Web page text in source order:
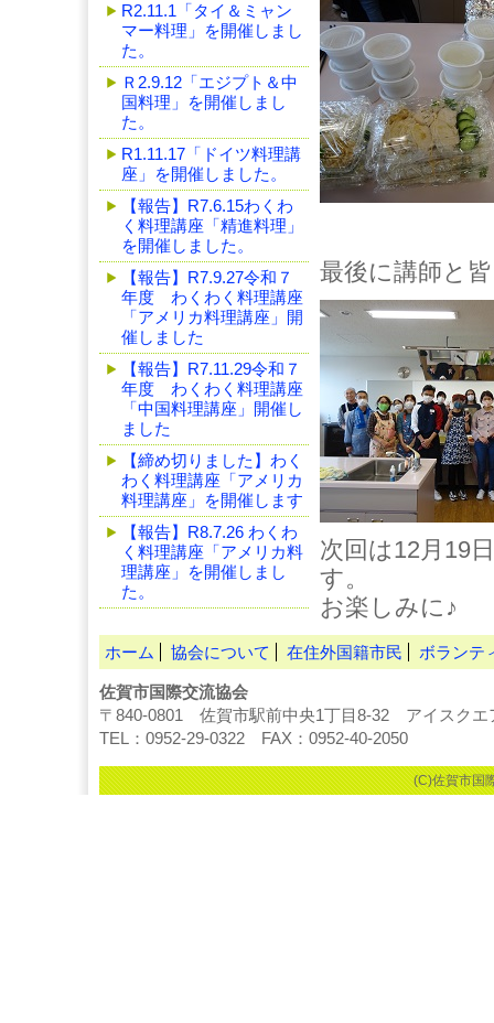
最後に講師と
次回は12月19
す。
お楽しみに♪
R2.11.1「タイ＆ミャン
マー料理」を開催しまし
た。
Ｒ2.9.12「エジプト＆中
国料理」を開催しまし
た。
R1.11.17「ドイツ料理講
座」を開催しました。
【報告】R7.6.15わくわ
く料理講座「精進料理」
を開催しました。
【報告】R7.9.27令和７
年度 わくわく料理講座
「アメリカ料理講座」開
催しました
【報告】R7.11.29令和７
年度 わくわく料理講座
「中国料理講座」開催し
ました
【締め切りました】わく
わく料理講座「アメリカ
料理講座」を開催します
【報告】R8.7.26 わくわ
く料理講座「アメリカ料
理講座」を開催しまし
た。
ホーム 協会について 在住外国籍市民 ボランテ
佐賀市国際交流協会
〒840-0801 佐賀市駅前中央1丁目8-32 アイスクエ
TEL：0952-29-0322 FAX：0952-40-2050
(C)佐賀市国